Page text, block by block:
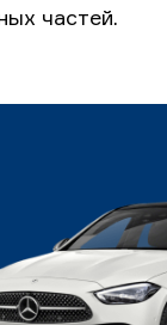
частей.